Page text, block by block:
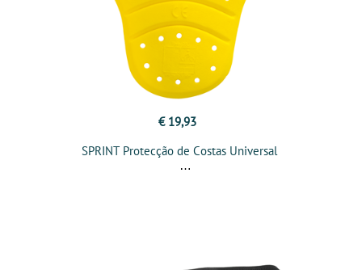
€ 19,93
SPRINT Protecção de Costas Universal